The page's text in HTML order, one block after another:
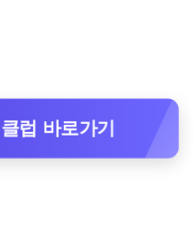
럽 바로가기